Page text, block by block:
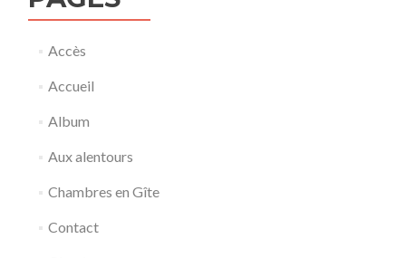
Accès
Accueil
Album
Aux alentours
Chambres en Gîte
Contact